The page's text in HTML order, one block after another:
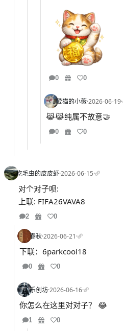
0 0
爱猫的小薇·2026-06-19·
😹😹纯属不故意🤝
0 0
吃毛虫的皮皮虾·2026-06-15·
对个对子呗:
上联: FIFA26VAVA8
2 0
春秋·2026-06-21·
下联：6parkcool18
0 0
乐创坊·2026-06-16·
你怎么在这里对对子？ 😂
1 0